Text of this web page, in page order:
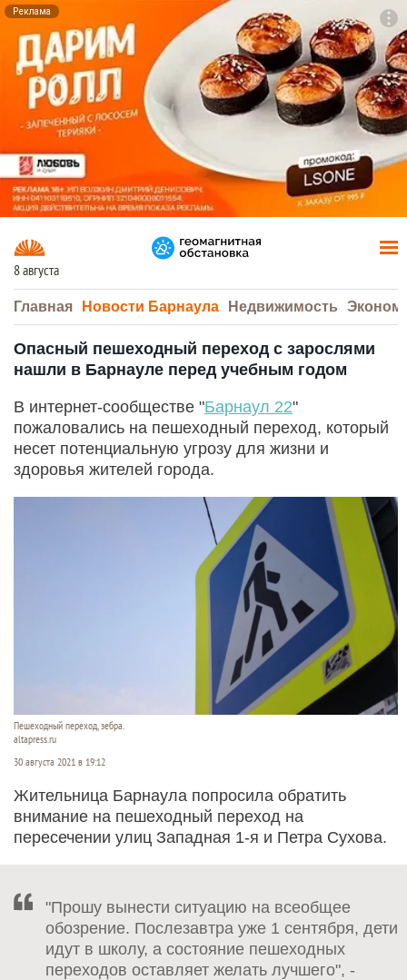
Реклама
8 августа
Главная Новости Барнаула Недвижимость
Опасный пешеходный переход с зарослями
нашли в Барнауле перед учебным годом
В интернет-сообществе "Барнаул 22"
пожаловались на пешеходный переход, который
несет потенциальную угрозу для жизни и
здоровья жителей города.
Пешеходный переход, зебра.
altapress.ru
30 августа 2021 в 19:12
Жительница Барнаула попросила обратить
внимание на пешеходный переход на
пересечении улиц Западная 1-я и Петра Сухова.
"Прошу вынести ситуацию на всеобщее
обозрение. Послезавтра уже 1 сентября, дети
идут в школу, а состояние пешеходных
переходов оставляет желать лучшего", -